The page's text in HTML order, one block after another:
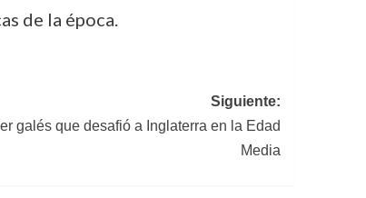
de la época.
Siguiente:
galés que desafió a Inglaterra en la Edad
Media